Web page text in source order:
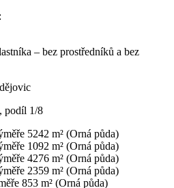
– bez prostředníků a bez
podíl 1/8
5242 m² (Orná půda)
1092 m² (Orná půda)
4276 m² (Orná půda)
2359 m² (Orná půda)
853 m² (Orná půda)